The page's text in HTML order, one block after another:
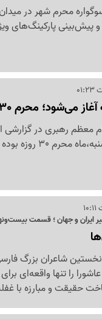
محرم شهر در
پارکینگ‌های
محرم 30 روزه شد
معظم رهبری در
ایران و جهان ؛ قسمت
شاعران بزرگ
را تنها واقعه‌ای
حقیقت و مبارزه با